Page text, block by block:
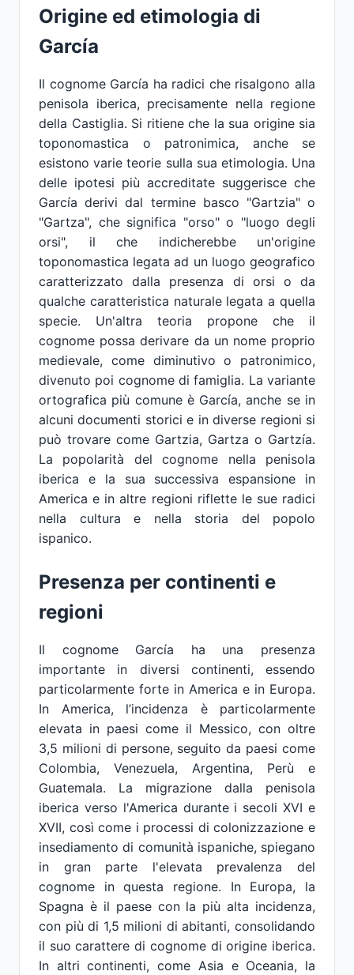
Origine ed etimologia di
García
Il cognome García ha radici che risalgono alla
penisola iberica, precisamente nella regione
della Castiglia. Si ritiene che la sua origine sia
toponomastica o patronimica, anche se
esistono varie teorie sulla sua etimologia. Una
delle ipotesi più accreditate suggerisce che
García derivi dal termine basco "Gartzia" o
"Gartza", che significa "orso" o "luogo degli
orsi", il che indicherebbe un'origine
toponomastica legata ad un luogo geografico
caratterizzato dalla presenza di orsi o da
qualche caratteristica naturale legata a quella
specie. Un'altra teoria propone che il
cognome possa derivare da un nome proprio
medievale, come diminutivo o patronimico,
divenuto poi cognome di famiglia. La variante
ortografica più comune è García, anche se in
alcuni documenti storici e in diverse regioni si
può trovare come Gartzia, Gartza o Gartzía.
La popolarità del cognome nella penisola
iberica e la sua successiva espansione in
America e in altre regioni riflette le sue radici
nella cultura e nella storia del popolo
ispanico.
Presenza per continenti e
regioni
Il cognome García ha una presenza
importante in diversi continenti, essendo
particolarmente forte in America e in Europa.
In America, l’incidenza è particolarmente
elevata in paesi come il Messico, con oltre
3,5 milioni di persone, seguito da paesi come
Colombia, Venezuela, Argentina, Perù e
Guatemala. La migrazione dalla penisola
iberica verso l'America durante i secoli XVI e
XVII, così come i processi di colonizzazione e
insediamento di comunità ispaniche, spiegano
in gran parte l'elevata prevalenza del
cognome in questa regione. In Europa, la
Spagna è il paese con la più alta incidenza,
con più di 1,5 milioni di abitanti, consolidando
il suo carattere di cognome di origine iberica.
In altri continenti, come Asia e Oceania, la